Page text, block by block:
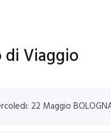
Viaggio
1° GIORNO,